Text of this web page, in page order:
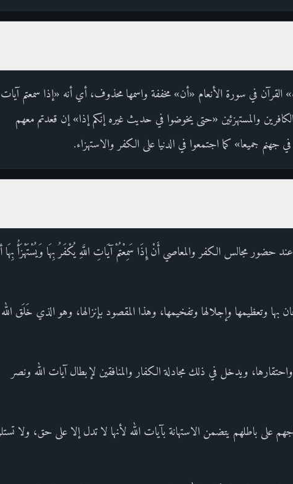
القرآن في سورة الأنعام «أن» مخففة واسمها محذوف، أي أنه «إذا سمعتم آيات
والمستهزئين «حتى يخوضوا في حديث غيره إنكم إذا» إن قعدتم معهم
جهنم جميعا» كما اجتمعوا في الدنيا على الكفر والاستهزاء.
حضور مجالس الكفر والمعاصي أَنْ إِذَا سَمِعْتُمْ آيَاتِ اللَّهِ يُكْفَرُ بِهَا وَيُسْتَهْزَأُ
وتعظيمها وإجلالها وتفخيمها، وهذا المقصود بإنزالها، وهو الذي خَلَق الله
ويدخل في ذلك مجادلة الكفار والمنافقين لإبطال آيات الله ونصر
على باطلهم يتضمن الاستهانة بآيات الله لأنها لا تدل إلا على حق، ولا